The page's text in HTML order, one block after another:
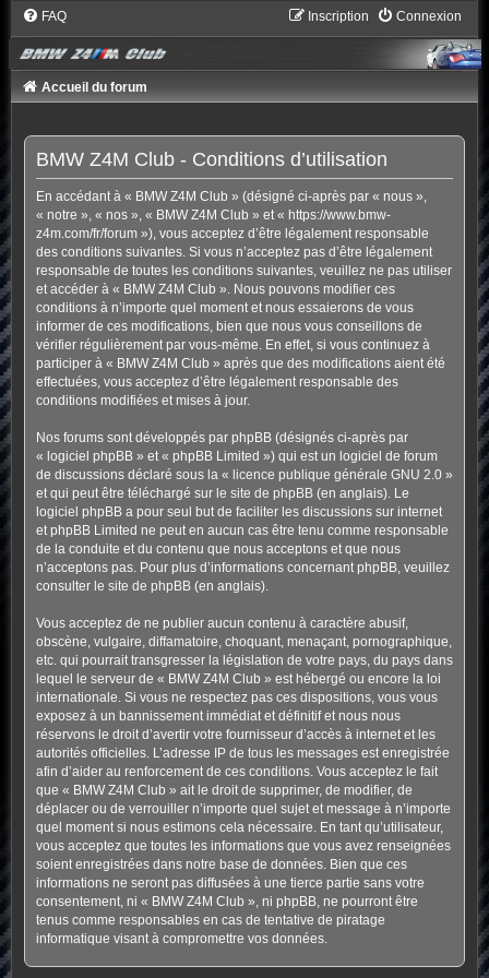
FAQ Connexion
Inscription
Accueil du forum
BMW Z4M Club - Conditions d’utilisation
En accédant à « BMW Z4M Club » (désigné ci-après par « nous »,
« notre », « nos », « BMW Z4M Club » et « https://www.bmw-
z4m.com/fr/forum »), vous acceptez d’être légalement responsable
des conditions suivantes. Si vous n’acceptez pas d’être légalement
responsable de toutes les conditions suivantes, veuillez ne pas utiliser
et accéder à « BMW Z4M Club ». Nous pouvons modifier ces
conditions à n’importe quel moment et nous essaierons de vous
informer de ces modifications, bien que nous vous conseillons de
vérifier régulièrement par vous-même. En effet, si vous continuez à
participer à « BMW Z4M Club » après que des modifications aient été
effectuées, vous acceptez d’être légalement responsable des
conditions modifiées et mises à jour.
Nos forums sont développés par phpBB (désignés ci-après par
« logiciel phpBB » et « phpBB Limited ») qui est un logiciel de forum
de discussions déclaré sous la « licence publique générale GNU 2.0»
et qui peut être téléchargé sur le site de phpBB(en anglais). Le
logiciel phpBB a pour seul but de faciliter les discussions sur internet
et phpBB Limited ne peut en aucun cas être tenu comme responsable
de la conduite et du contenu que nous acceptons et que nous
n’acceptons pas. Pour plus d’informations concernant phpBB, veuillez
consulter le site de phpBB(en anglais).
Vous acceptez de ne publier aucun contenu à caractère abusif,
obscène, vulgaire, diffamatoire, choquant, menaçant, pornographique,
etc. qui pourrait transgresser la législation de votre pays, du pays dans
lequel le serveur de « BMW Z4M Club » est hébergé ou encore la loi
internationale. Si vous ne respectez pas ces dispositions, vous vous
exposez à un bannissement immédiat et définitif et nous nous
réservons le droit d’avertir votre fournisseur d’accès à internet et les
autorités officielles. L’adresse IP de tous les messages est enregistrée
afin d’aider au renforcement de ces conditions. Vous acceptez le fait
que « BMW Z4M Club » ait le droit de supprimer, de modifier, de
déplacer ou de verrouiller n’importe quel sujet et message à n’importe
quel moment si nous estimons cela nécessaire. En tant qu’utilisateur,
vous acceptez que toutes les informations que vous avez renseignées
soient enregistrées dans notre base de données. Bien que ces
informations ne seront pas diffusées à une tierce partie sans votre
consentement, ni « BMW Z4M Club », ni phpBB, ne pourront être
tenus comme responsables en cas de tentative de piratage
informatique visant à compromettre vos données.